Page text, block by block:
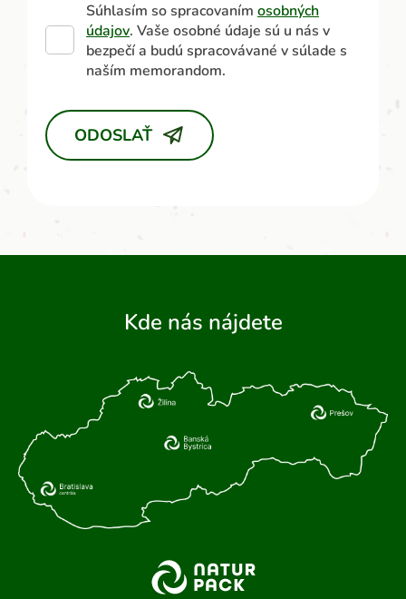
Súhlasím so spracovaním osobných
údajov. Vaše osobné údaje sú u nás v
bezpečí a budú spracovávané v súlade s
naším memorandom.
ODOSLAŤ
Kde nás nájdete